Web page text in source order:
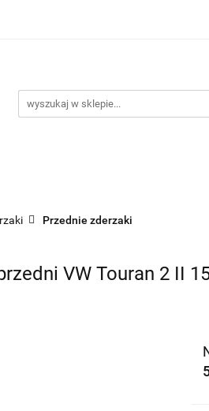
Przednie zderzaki
VW Touran 2 II